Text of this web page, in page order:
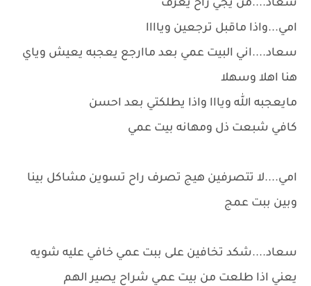
سعاد....من يجي راح يعرف
امي...واذا ماقبل ترجعين وياااا
سعاد....اني البيت عمي بعد ماارجع يعجبه يعيش وياي
هنا اهلا وسهلا
مايعجبه الله ويااا واذا يطلكتي بعد احسن
كافي شبعت ذل ومهانه بيت عمي
امي....لا تتصرفين هيج تصرف راح تسوين مشاكل بينا
وبين ببت عمج
سعاد....شكد تخافين على ببت عمي خافي عليه شويه
يعني اذا طلعت من بيت عمي شراح يصير الهم